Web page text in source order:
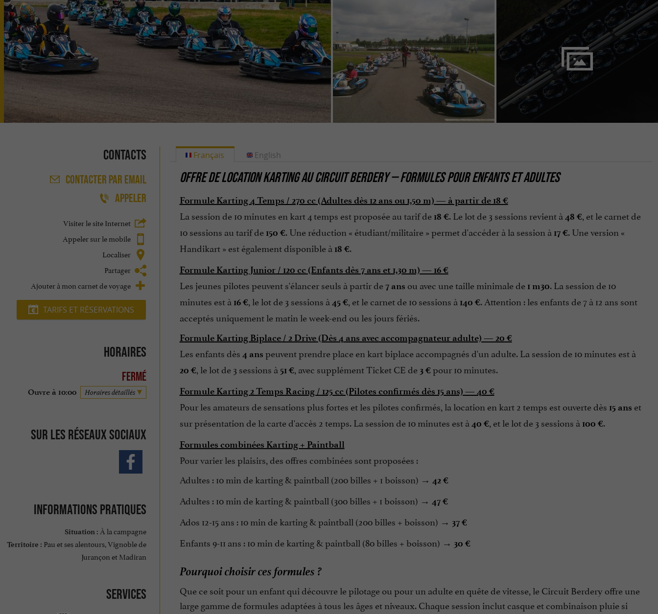
Contacts
CONTACTER PAR EMAIL
APPELER
Visiter le site Internet
Appeler sur le mobile
Localiser
Partager
Ajouter à mon carnet de voyage
TARIFS ET RÉSERVATIONS
Horaires
Fermé
Ouvre à 10:00 Horaires détaillés
Sur les réseaux sociaux
Informations pratiques
Situation : À la campagne
Territoire : Pau et ses alentours, Vignoble de
Jurançon et Madiran
Services
Français
OFFRE DE LOCATION KARTING AU CIRCUIT BERDERY — FORMULES POUR ENFANTS ET ADULTES
Formule Karting 4 Temps / 270 cc (Adultes dès 12 ans ou 1,50 m) — à partir de 18 €
La session de 10 minutes en kart 4 temps est proposée au tarif de 18 €. Le lot de 3 sessions revient à 48 €, et le carnet de
10 sessions au tarif de 150 €. Une réduction « étudiant/militaire » permet d'accéder à la session à 17 €. Une version «
Handikart » est également disponible à 18 €.
Formule Karting Junior / 120 cc (Enfants dès 7 ans et 1,30 m) — 16 €
Les jeunes pilotes peuvent s'élancer seuls à partir de7 ans ou avec une taille minimale de 1 m30. La session de 10
minutes est à 16 €, le lot de 3 sessions à 45 €, et le carnet de 10 sessions à 140 €. Attention : les enfants de 7 à 12 ans sont
acceptés uniquement le matin le week-end ou les jours fériés.
Formule Karting Biplace / 2 Drive (Dès 4 ans avec accompagnateur adulte) — 20 €
Les enfants dès 4 ans peuvent prendre place en kart biplace accompagnés d'un adulte. La session de 10 minutes est à
20 €, le lot de 3 sessions à 51 €, avec supplément Ticket CE de 3 €pour 10 minutes.
Formule Karting 2 Temps Racing / 125 cc (Pilotes confirmés dès 15 ans) — 40 €
Pour les amateurs de sensations plus fortes et les pilotes confirmés, la location en kart 2 temps est ouverte dès 15 ans et
sur présentation de la carte d'accès 2 temps. La session de 10 minutes est à 40 €, et le lot de 3 sessions à 100 €.
Formules combinées Karting + Paintball
Pour varier les plaisirs, des offres combinées sont proposées :
Adultes : 10 min de karting & paintball (200 billes + 1 boisson) → 42 €
Adultes : 10 min de karting & paintball (300 billes + 1 boisson) → 47 €
Ados 12-15 ans : 10 min de karting & paintball (200 billes + boisson) → 37 €
Enfants 9-11 ans : 10 min de karting & paintball (80 billes + boisson) → 30 €
Pourquoi choisir ces formules ?
Que ce soit pour un enfant qui découvre le pilotage ou pour un adulte en quête de vitesse, le Circuit Berdery offre une
large gamme de formules adaptées à tous les âges et niveaux. Chaque session inclut casque et combinaison pluie si
English